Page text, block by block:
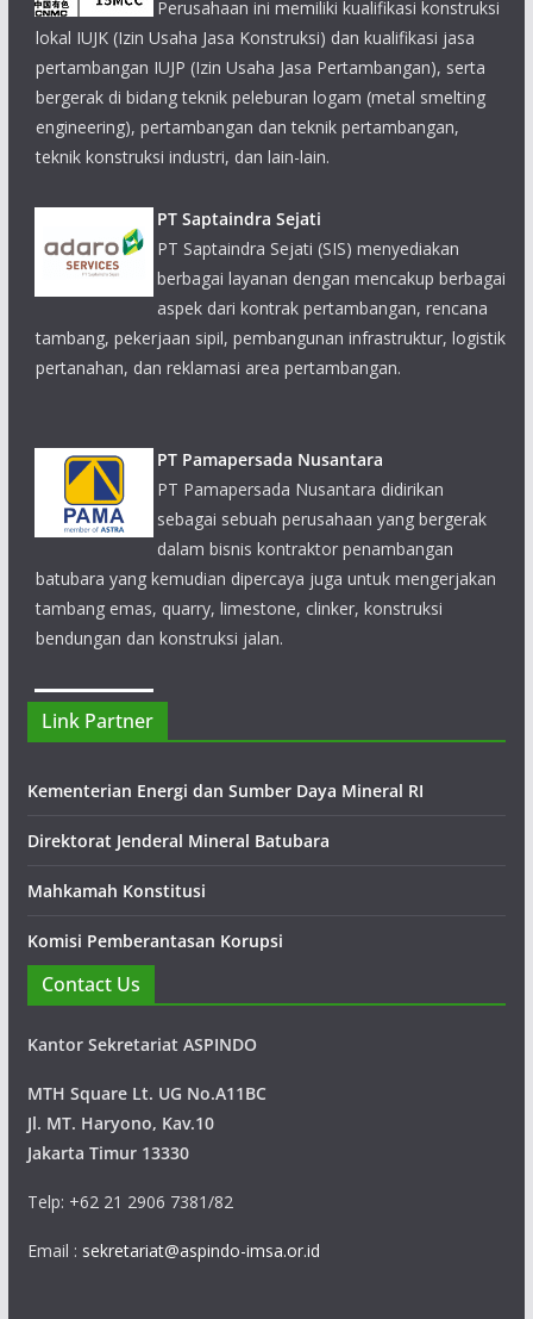
bergerak di bidang teknik peleburan logam (metal smelting
engineering), pertambangan dan teknik pertambangan,
teknik konstruksi industri, dan lain-lain.
PT Saptaindra Sejati
PT Saptaindra Sejati (SIS) menyediakan
aspek dari kontrak pertambangan, rencana
tambang, pekerjaan sipil, pembangunan infrastruktur, logistik
pertanahan, dan reklamasi area pertambangan.
PT Pamapersada Nusantara
dalam bisnis kontraktor penambangan
batubara yang kemudian dipercaya juga untuk mengerjakan
tambang emas, quarry, limestone, clinker, konstruksi
bendungan dan konstruksi jalan.
PT Darma Henwa
Kegiatan utama Perseroan saat ini adalah
pertambangan, jasa penambangan umum,
pemeliharaan dan perawatan peralatan.
Link Partner
Kementerian Energi dan Sumber Daya Mineral RI
Direktorat Jenderal Mineral Batubara
Mahkamah Konstitusi
Komisi Pemberantasan Korupsi
Contact Us
Kantor Sekretariat ASPINDO
MTH Square Lt. UG No.A11BC
Jl. MT. Haryono, Kav.10
Jakarta Timur 13330
Telp: +62 21 2906 7381/82
Email : sekretariat@aspindo-imsa.or.id